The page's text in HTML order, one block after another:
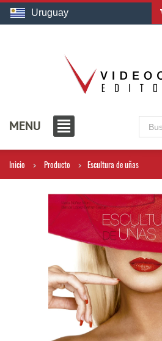
Uruguay
MENU
Inicio Producto Escultura de uñas